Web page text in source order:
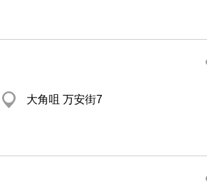
大角咀 万安街7